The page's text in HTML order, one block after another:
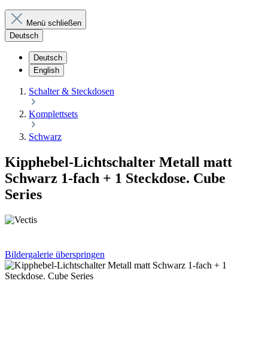
Menü schließen
Deutsch
Deutsch
English
Schalter & Steckdosen
Komplettsets
Schwarz
Kipphebel-Lichtschalter Metall matt
Schwarz 1-fach + 1 Steckdose. Cube
Series
Bildergalerie überspringen